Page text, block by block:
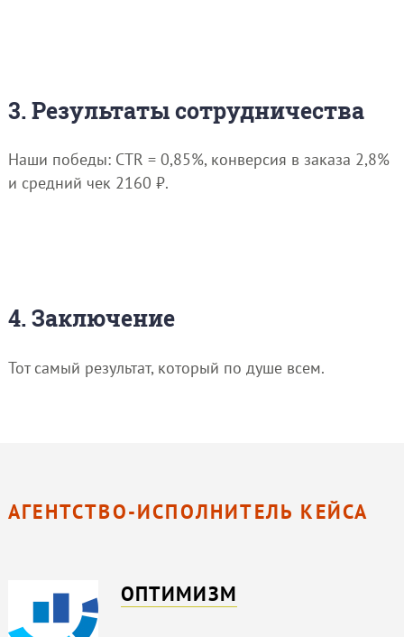
3. Результаты сотрудничества
Наши победы: CTR = 0,85%, конверсия в заказа 2,8%
и средний чек 2160 ₽.
4. Заключение
Тот самый результат, который по душе всем.
АГЕНТСТВО-ИСПОЛНИТЕЛЬ КЕЙСА
ОПТИМИЗМ